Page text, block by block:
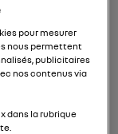
le bien-être
pour mesurer
nous permettent
publicitaires
nos contenus via
dans la rubrique